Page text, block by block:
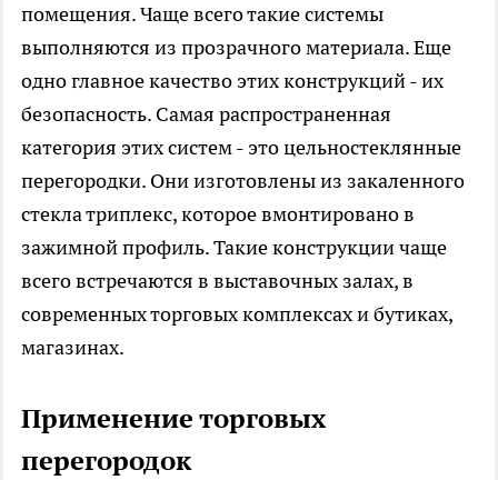
помещения. Чаще всего такие системы
выполняются из прозрачного материала. Еще
одно главное качество этих конструкций - их
безопасность. Самая распространенная
категория этих систем - это цельностеклянные
перегородки. Они изготовлены из закаленного
стекла триплекс, которое вмонтировано в
зажимной профиль. Такие конструкции чаще
всего встречаются в выставочных залах, в
современных торговых комплексах и бутиках,
магазинах.
Применение торговых
перегородок